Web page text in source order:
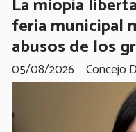
La miopía
feria municipal
abusos de los
Concejo
05/08/2026